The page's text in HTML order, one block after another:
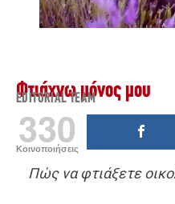
Φτιάχνω μόνος μου
EDITORIAL TEAM
330
Κοινοποιήσεις
Πώς να φτιάξετε